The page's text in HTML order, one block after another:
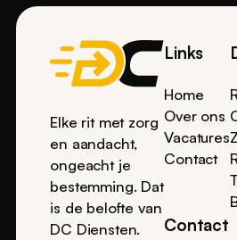
Footer
Elke rit met zorg
en aandacht,
ongeacht je
bestemming. Dat
is de belofte van
DC Diensten.
Links
Home
Over ons
Vacatures
Contact
Contact